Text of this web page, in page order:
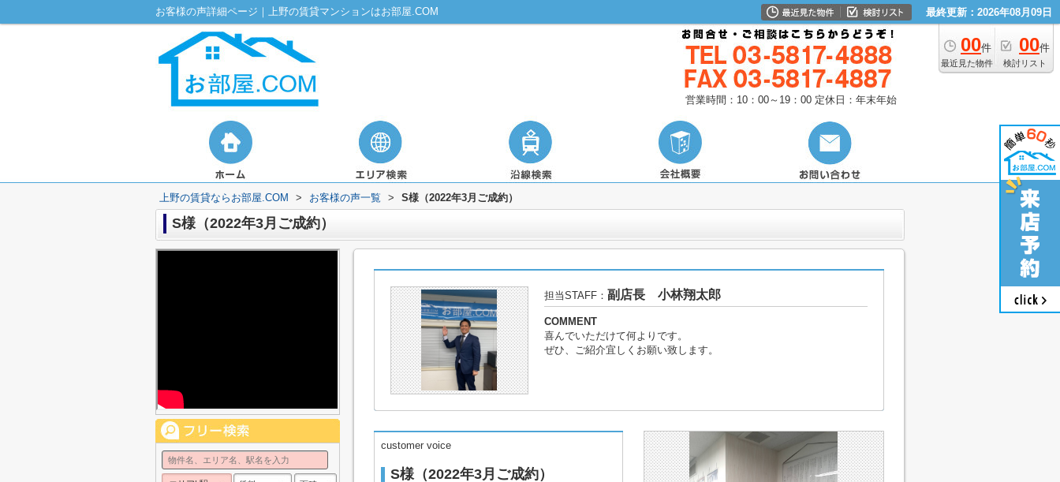
お客様の声詳細ページ｜上野の賃貸マンションはお部屋.COM 最終更新：2026年08月09日
00件
最近見た物件
00件
検討リスト
営業時間：10：00～19：00 定休日：年末年始
上野の賃貸ならお部屋.COM > お客様の声一覧 > S様（2022年3月ご成約）
S様（2022年3月ご成約）
担当STAFF： 副店長 小林翔太郎
COMMENT
喜んでいただけて何よりです。
ぜひ、ご紹介宜しくお願い致します。
customer voice
S様（2022年3月ご成約）